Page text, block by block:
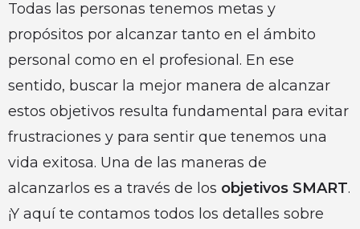
Todas las personas tenemos metas y
propósitos por alcanzar tanto en el ámbito
personal como en el profesional. En ese
sentido, buscar la mejor manera de alcanzar
estos objetivos resulta fundamental para evitar
frustraciones y para sentir que tenemos una
vida exitosa. Una de las maneras de
alcanzarlos es a través de los objetivos SMART.
¡Y aquí te contamos todos los detalles sobre